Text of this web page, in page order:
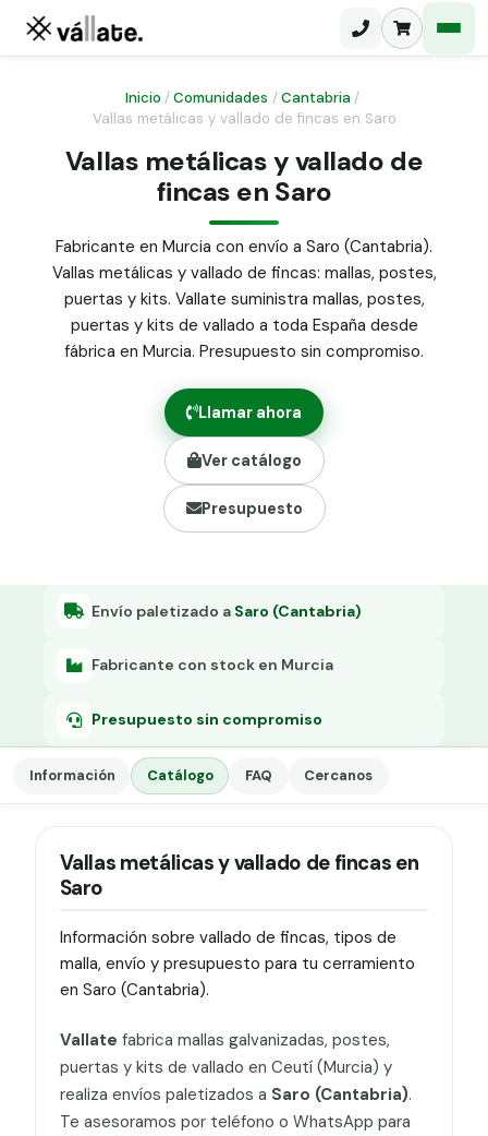
Malla ganadera
Malla simple torsión
Malla triple torsión
Panel malla H.
Puerta abatible dos hojas
Puerta acceso peatonal
Poste malla Hércules
Poste malla simple torsión
Alambre de espino galvanizado
Alambre liso galvanizado
Malla ocultación 70 g/m² verde
Abrazadera PVC malla H.
Grapa malla H.
Inicio /Comunidades / Cantabria /
Vallas metálicas y vallado de fincas en Saro
Vallas metálicas y vallado de
fincas en Saro
Fabricante en Murcia con envío a Saro (Cantabria).
Vallas metálicas y vallado de fincas: mallas, postes,
puertas y kits. Vallate suministra mallas, postes,
puertas y kits de vallado a toda España desde
fábrica en Murcia. Presupuesto sin compromiso.
Llamar ahora
Ver catálogo
Presupuesto
Envío paletizado a Saro (Cantabria)
Fabricante con stock en Murcia
Presupuesto sin compromiso
Información Catálogo FAQ Cercanos
Vallas metálicas y vallado de fincas en
Saro
Información sobre vallado de fincas, tipos de
malla, envío y presupuesto para tu cerramiento
en Saro (Cantabria).
Vallate fabrica mallas galvanizadas, postes,
puertas y kits de vallado en Ceutí (Murcia) y
realiza envíos paletizados a Saro (Cantabria).
Te asesoramos por teléfono o WhatsApp para